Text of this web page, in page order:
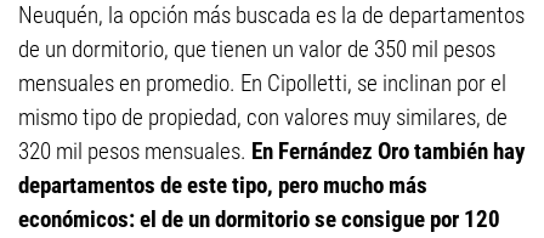
Neuquén, la opción más buscada es la de departamentos
de un dormitorio, que tienen un valor de 350 mil pesos
mensuales en promedio. En Cipolletti, se inclinan por el
mismo tipo de propiedad, con valores muy similares, de
320 mil pesos mensuales. En Fernández Oro también hay
departamentos de este tipo, pero mucho más
económicos: el de un dormitorio se consigue por 120